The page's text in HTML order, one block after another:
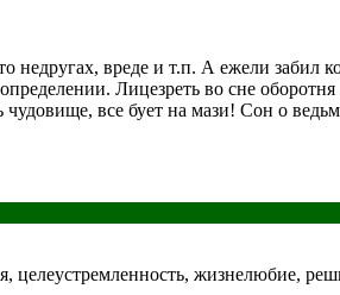
недругах, вреде и т.п. А ежели
Лицезреть во сне
все бует на мази! Сон о
жизнелюбие,